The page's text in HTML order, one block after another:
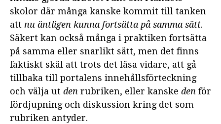
KAPITEL 5: VETENSKAPLIGA
METODER
KAPITEL 6: KÄLLOR; VILKA? HUR?
VARFÖR?
KAPITEL 7: ANALYS OCH
skolor där många kanske kommit till tanken
att nu äntligen kunna fortsätta på samma sätt.
Säkert kan också många i praktiken fortsätta
på samma eller snarlikt sätt, men det finns
faktiskt skäl att trots det läsa vidare, att gå
tillbaka till portalens innehållsförteckning
och välja ut den rubriken, eller kanske den för
fördjupning och diskussion kring det som
rubriken antyder.